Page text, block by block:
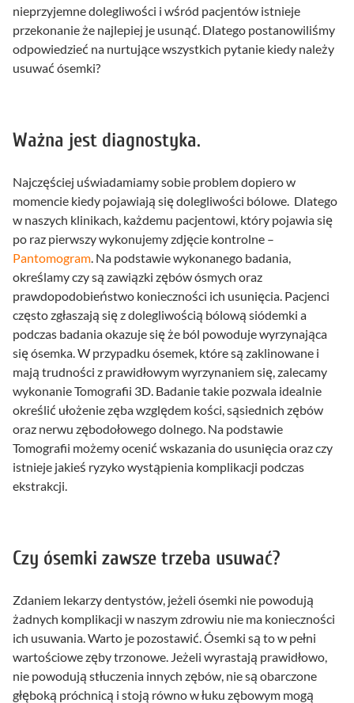
nieprzyjemne dolegliwości i wśród pacjentów istnieje
przekonanie że najlepiej je usunąć. Dlatego postanowiliśmy
odpowiedzieć na nurtujące wszystkich pytanie kiedy należy
usuwać ósemki?
Ważna jest diagnostyka.
Najczęściej uświadamiamy sobie problem dopiero w
momencie kiedy pojawiają się dolegliwości bólowe. Dlatego
w naszych klinikach, każdemu pacjentowi, który pojawia się
po raz pierwszy wykonujemy zdjęcie kontrolne –
Pantomogram. Na podstawie wykonanego badania,
określamy czy są zawiązki zębów ósmych oraz
prawdopodobieństwo konieczności ich usunięcia. Pacjenci
często zgłaszają się z dolegliwością bólową siódemki a
podczas badania okazuje się że ból powoduje wyrzynająca
się ósemka. W przypadku ósemek, które są zaklinowane i
mają trudności z prawidłowym wyrzynaniem się, zalecamy
wykonanie Tomografii 3D. Badanie takie pozwala idealnie
określić ułożenie zęba względem kości, sąsiednich zębów
oraz nerwu zębodołowego dolnego. Na podstawie
Tomografii możemy ocenić wskazania do usunięcia oraz czy
istnieje jakieś ryzyko wystąpienia komplikacji podczas
ekstrakcji.
Czy ósemki zawsze trzeba usuwać?
Zdaniem lekarzy dentystów, jeżeli ósemki nie powodują
żadnych komplikacji w naszym zdrowiu nie ma konieczności
ich usuwania. Warto je pozostawić. Ósemki są to w pełni
wartościowe zęby trzonowe. Jeżeli wyrastają prawidłowo,
nie powodują stłuczenia innych zębów, nie są obarczone
głęboką próchnicą i stoją równo w łuku zębowym mogą